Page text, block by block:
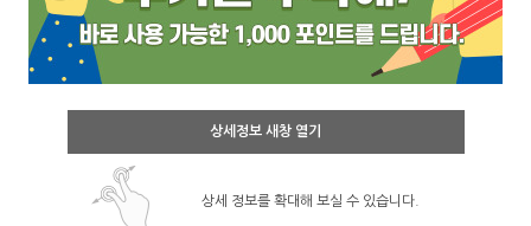
상세정보 새창 열기
상세 정보를 확대해 보실 수 있습니다.